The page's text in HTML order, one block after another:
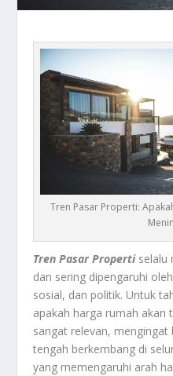
Tren Pasar Properti:
Tren Pasar Propertiselalu
dan sering dipengaruhi
sosial, dan politik. Untuk
apakah harga rumah akan
sangat relevan, mengingat
tengah berkembang di
yang memengaruhi arah